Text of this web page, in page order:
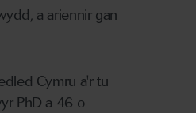
a ariennir gan
Cymru a'r tu
PhD a 46 o